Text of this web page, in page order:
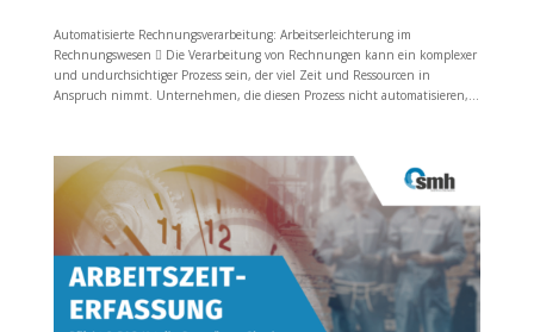
Automatisierte Rechnungsverarbeitung: Arbeitserleichterung im
Rechnungswesen  Die Verarbeitung von Rechnungen kann ein komplexer
und undurchsichtiger Prozess sein, der viel Zeit und Ressourcen in
Anspruch nimmt. Unternehmen, die diesen Prozess nicht automatisieren,...